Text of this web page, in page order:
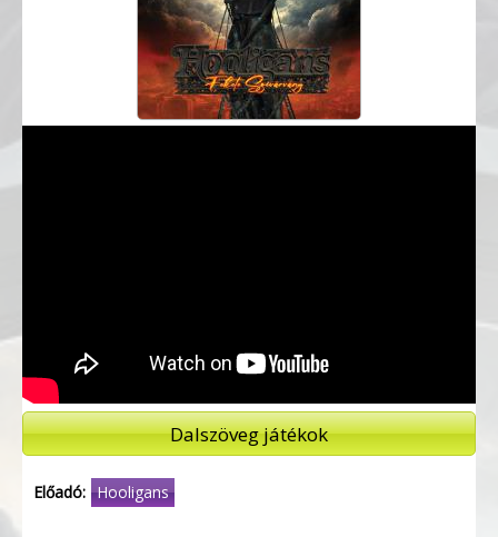
Dalszöveg játékok
Előadó: Hooligans